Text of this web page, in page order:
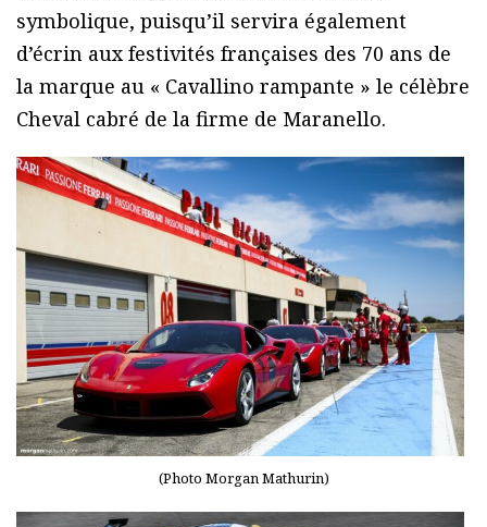
symbolique, puisqu’il servira également
d’écrin aux festivités françaises des 70 ans de
la marque au « Cavallino rampante » le célèbre
Cheval cabré de la firme de Maranello.
(Photo Morgan Mathurin)